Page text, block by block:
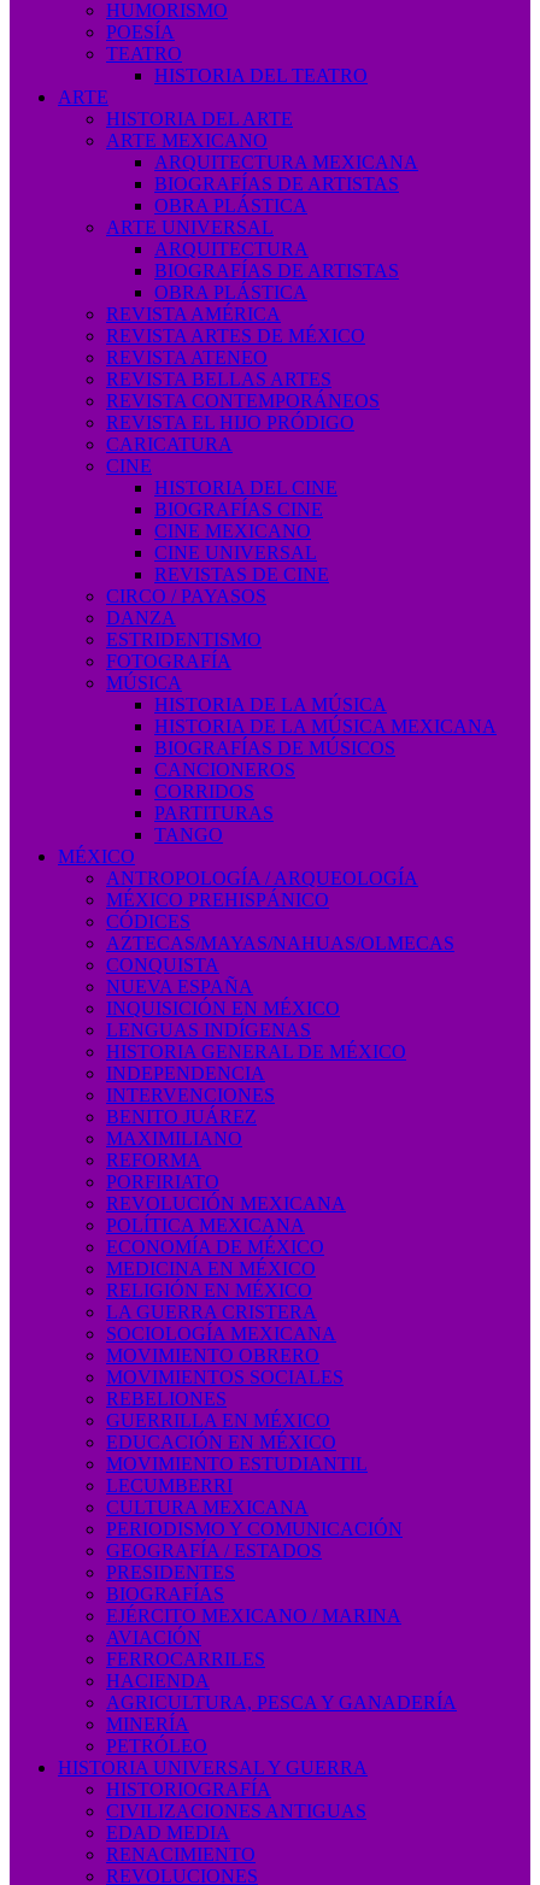
HUMORISMO
POESÍA
TEATRO
HISTORIA DEL TEATRO
ARTE
HISTORIA DEL ARTE
ARTE MEXICANO
ARQUITECTURA MEXICANA
BIOGRAFÍAS DE ARTISTAS
OBRA PLÁSTICA
ARTE UNIVERSAL
ARQUITECTURA
BIOGRAFÍAS DE ARTISTAS
OBRA PLÁSTICA
REVISTA AMÉRICA
REVISTA ARTES DE MÉXICO
REVISTA ATENEO
REVISTA BELLAS ARTES
REVISTA CONTEMPORÁNEOS
REVISTA EL HIJO PRÓDIGO
CARICATURA
CINE
HISTORIA DEL CINE
BIOGRAFÍAS CINE
CINE MEXICANO
CINE UNIVERSAL
REVISTAS DE CINE
CIRCO / PAYASOS
DANZA
ESTRIDENTISMO
FOTOGRAFÍA
MÚSICA
HISTORIA DE LA MÚSICA
HISTORIA DE LA MÚSICA MEXICANA
BIOGRAFÍAS DE MÚSICOS
CANCIONEROS
CORRIDOS
PARTITURAS
TANGO
MÉXICO
ANTROPOLOGÍA / ARQUEOLOGÍA
MÉXICO PREHISPÁNICO
CÓDICES
AZTECAS/MAYAS/NAHUAS/OLMECAS
CONQUISTA
NUEVA ESPAÑA
INQUISICIÓN EN MÉXICO
LENGUAS INDÍGENAS
HISTORIA GENERAL DE MÉXICO
INDEPENDENCIA
INTERVENCIONES
BENITO JUÁREZ
MAXIMILIANO
REFORMA
PORFIRIATO
REVOLUCIÓN MEXICANA
POLÍTICA MEXICANA
ECONOMÍA DE MÉXICO
MEDICINA EN MÉXICO
RELIGIÓN EN MÉXICO
LA GUERRA CRISTERA
SOCIOLOGÍA MEXICANA
MOVIMIENTO OBRERO
MOVIMIENTOS SOCIALES
REBELIONES
GUERRILLA EN MÉXICO
EDUCACIÓN EN MÉXICO
MOVIMIENTO ESTUDIANTIL
LECUMBERRI
CULTURA MEXICANA
PERIODISMO Y COMUNICACIÓN
GEOGRAFÍA / ESTADOS
PRESIDENTES
BIOGRAFÍAS
EJÉRCITO MEXICANO / MARINA
AVIACIÓN
FERROCARRILES
HACIENDA
AGRICULTURA, PESCA Y GANADERÍA
MINERÍA
PETRÓLEO
HISTORIA UNIVERSAL Y GUERRA
HISTORIOGRAFÍA
CIVILIZACIONES ANTIGUAS
EDAD MEDIA
RENACIMIENTO
REVOLUCIONES